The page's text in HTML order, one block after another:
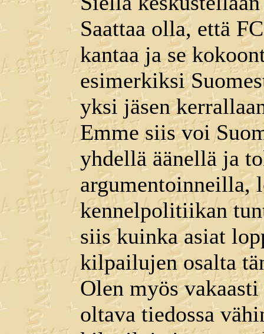
Saattaa olla, että
kantaa ja se
esimerkiksi
yksi jäsen
Emme siis voi
yhdellä äänellä ja
argumentoinneilla,
kennelpolitiikan
siis kuinka asiat
kilpailujen osalta
Olen myös
oltava tiedossa